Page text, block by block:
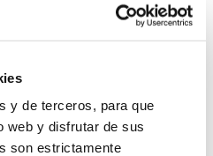
y de terceros, para que
web y disfrutar de sus
son estrictamente
es una iniciativa
y las
más relevantes, de
y voces